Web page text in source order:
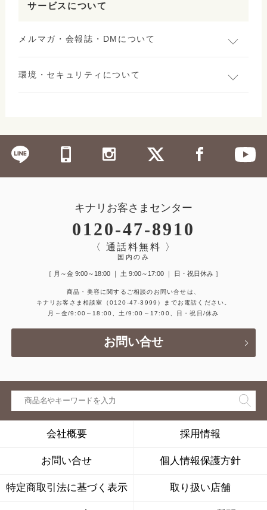
サービスについて
メルマガ・会報誌・DMについて
環境・セキュリティについて
キナリお客さまセンター
0120-47-8910
〈 通話料無料 〉
国内のみ
［ 月～金 9:00～18:00 ｜ 土 9:00～17:00 ｜ 日・祝日休み ］
商品・美容に関するご相談のお問い合せは、
キナリお客さま相談室
（0120-47-3999）
までお電話ください。
月～金/9:00～18:00、土/9:00～17:00、日・祝日/休み
お問い合せ
会社概要 採用情報
お問い合せ 個人情報保護方針
特定商取引法に基づく表示 取り扱い店舗